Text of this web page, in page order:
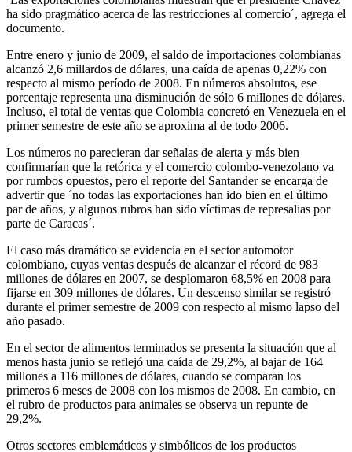
ha sido pragmático acerca de las restricciones al comercio´, agrega el
documento.
Entre enero y junio de 2009, el saldo de importaciones colombianas
alcanzó 2,6 millardos de dólares, una caída de apenas 0,22% con
respecto al mismo período de 2008. En números absolutos, ese
porcentaje representa una disminución de sólo 6 millones de dólares.
Incluso, el total de ventas que Colombia concretó en Venezuela en el
primer semestre de este año se aproxima al de todo 2006.
Los números no parecieran dar señalas de alerta y más bien
confirmarían que la retórica y el comercio colombo-venezolano va
por rumbos opuestos, pero el reporte del Santander se encarga de
advertir que ´no todas las exportaciones han ido bien en el último
par de años, y algunos rubros han sido víctimas de represalias por
parte de Caracas´.
El caso más dramático se evidencia en el sector automotor
colombiano, cuyas ventas después de alcanzar el récord de 983
millones de dólares en 2007, se desplomaron 68,5% en 2008 para
fijarse en 309 millones de dólares. Un descenso similar se registró
durante el primer semestre de 2009 con respecto al mismo lapso del
año pasado.
En el sector de alimentos terminados se presenta la situación que al
menos hasta junio se reflejó una caída de 29,2%, al bajar de 164
millones a 116 millones de dólares, cuando se comparan los
primeros 6 meses de 2008 con los mismos de 2008. En cambio, en
el rubro de productos para animales se observa un repunte de
29,2%.
Otros sectores emblemáticos y simbólicos de los productos